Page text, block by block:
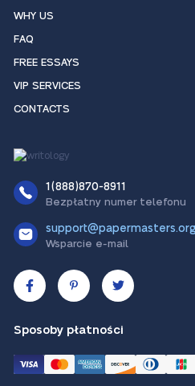
WHY US
FAQ
FREE ESSAYS
VIP SERVICES
CONTACTS
1(888)870-8911
Bezpłatny numer telefonu
support@papermasters.org
Wsparcie e-mail
Sposoby płatności